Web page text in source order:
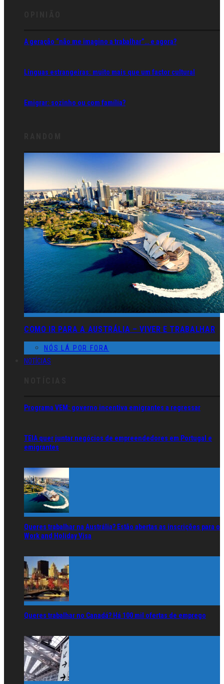
A geração “não me imagino a trabalhar”… e agora?
Línguas estrangeiras: muito mais que um factor cultural
Emigrar: sozinho ou com família?
COMO IR PARA A AUSTRÁLIA – VIVER E TRABALHAR
NÓS LÁ POR FORA
NOTÍCIAS
Programa VEM: governo incentiva emigrantes a regressar
TEIA quer juntar negócios de empreendedores em Portugal e
emigrantes
Queres trabalhar na Austrália? Estão abertas as inscrições para o
Work and Holiday Visa
Queres trabalhar no Canadá? Há 100 mil ofertas de emprego